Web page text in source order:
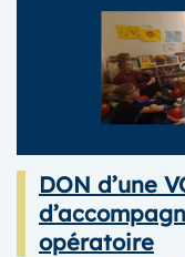
DON d’une
opératoire